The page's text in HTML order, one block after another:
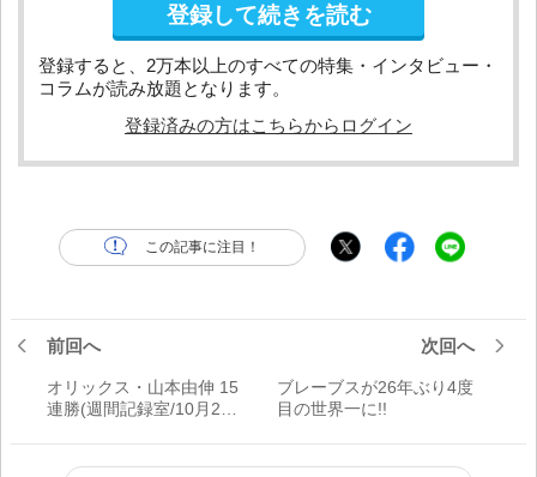
登録して続きを読む
登録すると、2万本以上のすべての特集・インタビュー・
コラムが読み放題となります。
登録済みの方はこちらからログイン
この記事に注目！
前回へ
オリックス・山本由伸 15
連勝(週間記録室/10月25
次回へ
ブレーブスが26年ぶり4度
目の世界一に!!